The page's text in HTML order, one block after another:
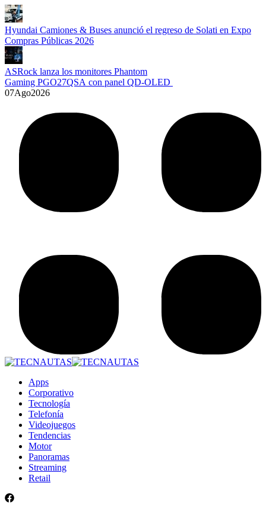
Hyundai Camiones & Buses anunció el regreso de Solati en Expo
Compras Públicas 2026
ASRock lanza los monitores Phantom
Gaming PGO27QSA con panel QD-OLED
07Ago2026
Apps
Corporativo
Tecnología
Telefonía
Videojuegos
Tendencias
Motor
Panoramas
Streaming
Retail